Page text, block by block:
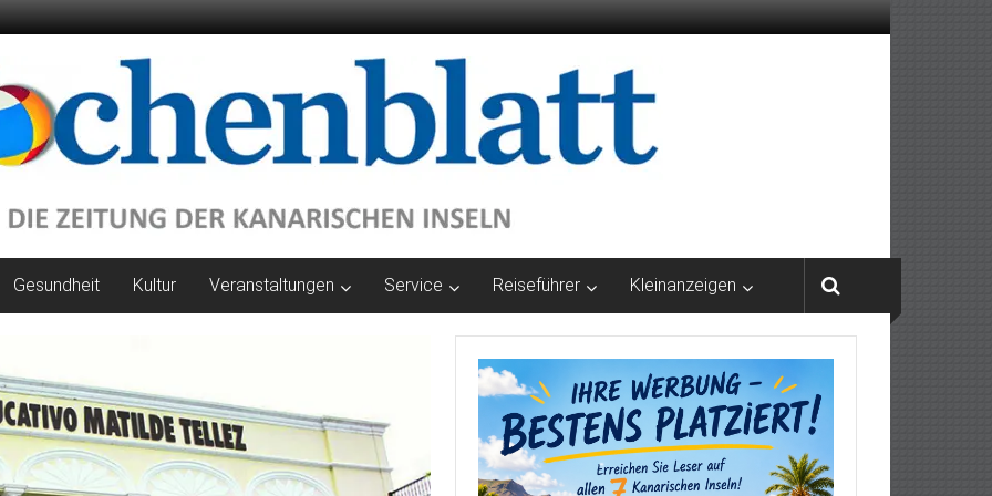
Gesundheit Kultur Veranstaltungen Service Reiseführer Kleinanzeigen